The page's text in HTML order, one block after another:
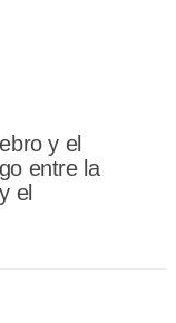
y el
entre la
el